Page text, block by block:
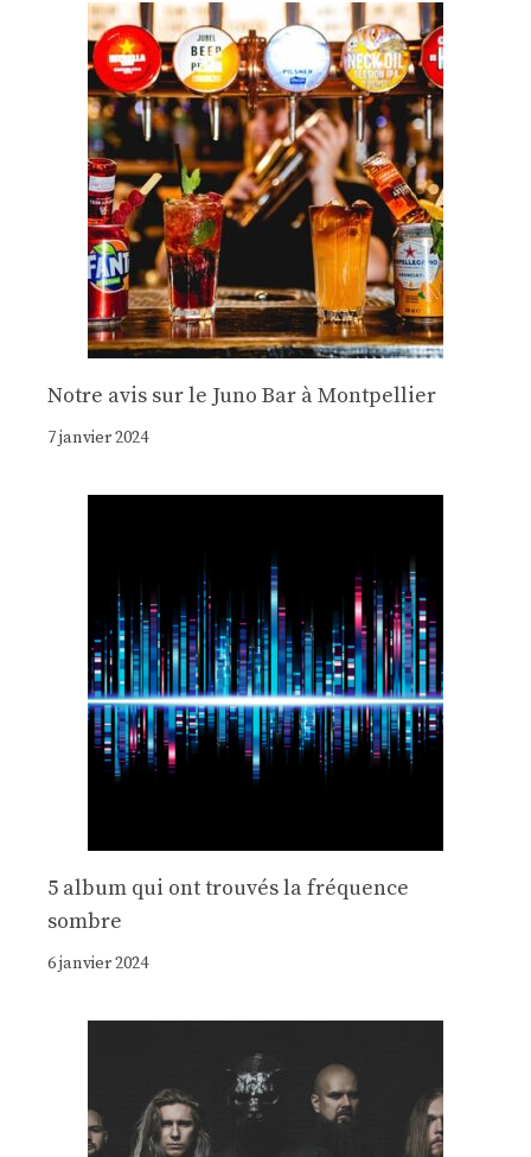
Notre avis sur le Juno Bar à Montpellier
7 janvier 2024
5 album qui ont trouvés la fréquence
sombre
6 janvier 2024